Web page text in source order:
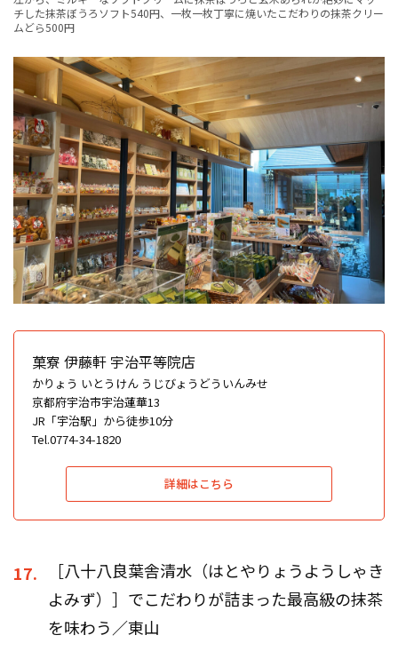
チした抹茶ぼうろソフト540円、一枚一枚丁寧に焼いたこだわりの抹茶クリー
ムどら500円
菓寮 伊藤軒 宇治平等院店
かりょう いとうけん うじびょうどういんみせ
京都府宇治市宇治蓮華13
JR「宇治駅」から徒歩10分
Tel.0774-34-1820
詳細はこちら
17.
［八十八良葉舎清水（はとやりょうようしゃき
よみず）］でこだわりが詰まった最高級の抹茶
を味わう／東山